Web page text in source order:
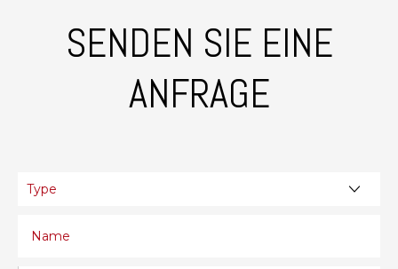
SENDEN SIE EINE
ANFRAGE